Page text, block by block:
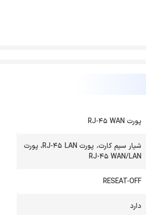
پورت RJ-45 WAN
شیار سیم کارت، پورت RJ-45 LAN، پورت
RJ-45 WAN/LAN
RESEAT-OFF
دارد